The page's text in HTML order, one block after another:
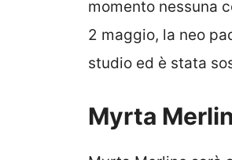
momento nessuna
2 maggio, la neo
studio ed è stata
Myrta